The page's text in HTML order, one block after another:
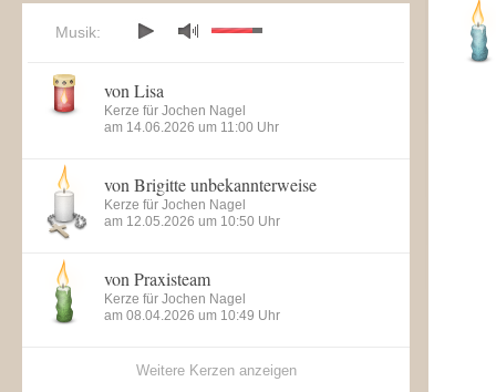
Musik:
von Lisa
Kerze für Jochen Nagel
am 14.06.2026 um 11:00 Uhr
von Brigitte unbekannterweise
Kerze für Jochen Nagel
am 12.05.2026 um 10:50 Uhr
von Praxisteam
Kerze für Jochen Nagel
am 08.04.2026 um 10:49 Uhr
Weitere Kerzen anzeigen